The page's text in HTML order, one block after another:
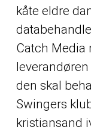
kåte eldre
Catch Media
den skal
Swingers
kristiansand